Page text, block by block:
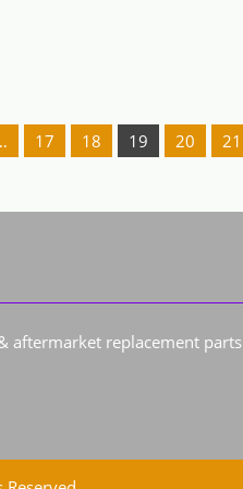
17 18 19 20 21
aftermarket replacement parts